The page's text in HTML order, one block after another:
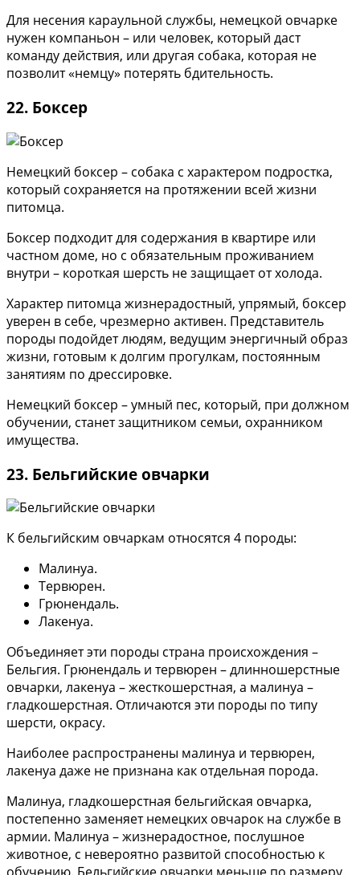
Для несения караульной службы, немецкой овчарке
нужен компаньон – или человек, который даст
команду действия, или другая собака, которая не
позволит «немцу» потерять бдительность.
22. Боксер
Немецкий боксер – собака с характером подростка,
который сохраняется на протяжении всей жизни
питомца.
Боксер подходит для содержания в квартире или
частном доме, но с обязательным проживанием
внутри – короткая шерсть не защищает от холода.
Характер питомца жизнерадостный, упрямый, боксер
уверен в себе, чрезмерно активен. Представитель
породы подойдет людям, ведущим энергичный образ
жизни, готовым к долгим прогулкам, постоянным
занятиям по дрессировке.
Немецкий боксер – умный пес, который, при должном
обучении, станет защитником семьи, охранником
имущества.
23. Бельгийские овчарки
К бельгийским овчаркам относятся 4 породы:
Малинуа.
Тервюрен.
Грюнендаль.
Лакенуа.
Объединяет эти породы страна происхождения –
Бельгия. Грюнендаль и тервюрен – длинношерстные
овчарки, лакенуа – жесткошерстная, а малинуа –
гладкошерстная. Отличаются эти породы по типу
шерсти, окрасу.
Наиболее распространены малинуа и тервюрен,
лакенуа даже не признана как отдельная порода.
Малинуа, гладкошерстная бельгийская овчарка,
постепенно заменяет немецких овчарок на службе в
армии. Малинуа – жизнерадостное, послушное
животное, с невероятно развитой способностью к